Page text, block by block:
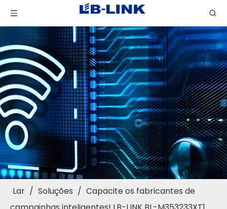
Lar / Soluções / Capacite os fabricantes de